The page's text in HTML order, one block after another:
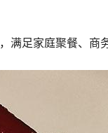
足家庭聚餐、商